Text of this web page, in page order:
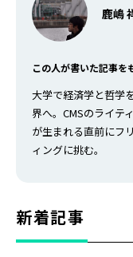
鹿嶋
この人が書いた記事を
大学で経済学と哲学
界へ。CMSのライテ
が生まれる直前にフ
ィングに挑む。
新着記事